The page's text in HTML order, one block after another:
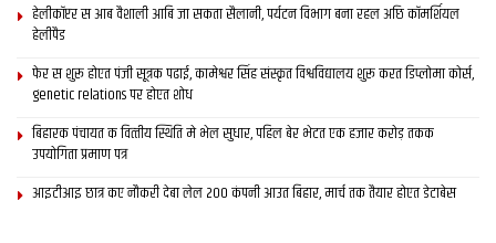
हेलीकॉप्टर स आब वैशाली आबि जा सकता सैलानी, पर्यटन विभाग बना रहल अछि कॉमर्शियल
हेलीपैड
फेर स शुरू होएत पंजी सूत्रक पढाई, कामेश्वर सिंह संस्कृत विश्वविद्यालय शुरू करत डिप्लोमा कोर्स,
genetic relations पर होएत शोध
बिहारक पंचायत क वित्‍तीय स्थिति मे भेल सुधार, पहिल बेर भेटत एक हजार करोड़ तकक
उपयोगिता प्रमाण पत्र
आइटीआइ छात्र कए नौकरी देबा लेल 200 कंपनी आउत बिहार, मार्च तक तैयार होएत डेटाबेस